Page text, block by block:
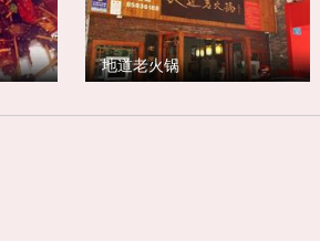
地道老火锅